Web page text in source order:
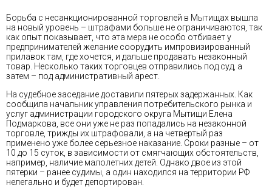
Борьба с несанкционированной торговлей в Мытищах вышла
на новый уровень – штрафами больше не ограничиваются, так
как опыт показывает, что эта мера не особо отбивает у
предпринимателей желание соорудить импровизированный
прилавок там, где хочется, и дальше продавать незаконный
товар. Несколько таких торговцев отправились под суд, а
затем – под административный арест.
На судебное заседание доставили пятерых задержанных. Как
сообщила начальник управления потребительского рынка и
услуг администрации городского округа Мытищи Елена
Подмаркова, все они уже не раз попадались на незаконной
торговле, трижды их штрафовали, а на четвертый раз
применено уже более серьезное наказание. Сроки разные – от
10 до 15 суток, в зависимости от смягчающих обстоятельств,
например, наличие малолетних детей. Однако двое из этой
пятерки – ранее судимы, а один находился на территории РФ
нелегально и будет депортирован.